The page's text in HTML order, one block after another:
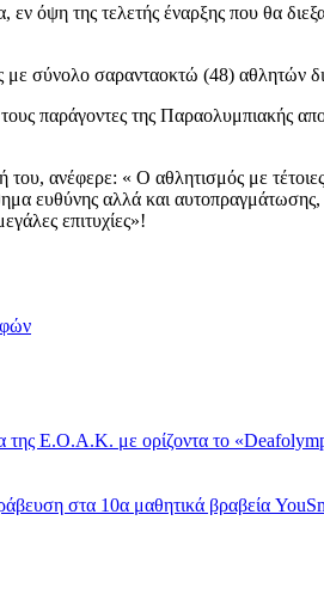
όψη της τελετής έναρξης που θα
σύνολο σαρανταοκτώ (48) αθλητών
της Παραολυμπιακής
ανέφερε: « Ο αθλητισμός με
αλλά και αυτοπραγμάτωσης,
επιτυχίες»!
Ε.Ο.Α.Κ. με ορίζοντα το
στα 10α μαθητικά βραβεία